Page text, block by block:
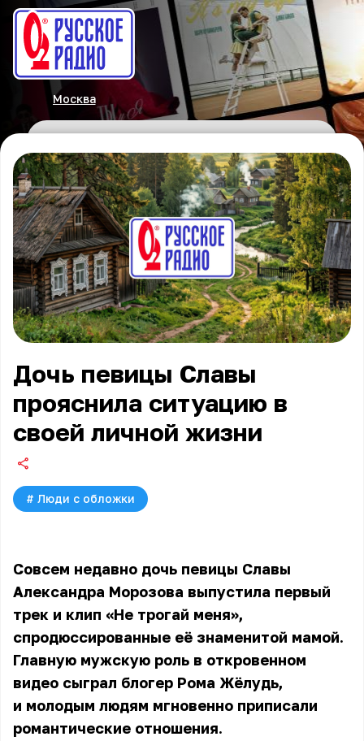
Москва
Дочь певицы Славы
прояснила ситуацию в
своей личной жизни
# Люди с обложки
Совсем недавно дочь певицы Славы
Александра Морозова выпустила первый
трек и клип «Не трогай меня»,
спродюссированные её знаменитой мамой.
Главную мужскую роль в откровенном
видео сыграл блогер Рома Жёлудь,
и молодым людям мгновенно приписали
романтические отношения.